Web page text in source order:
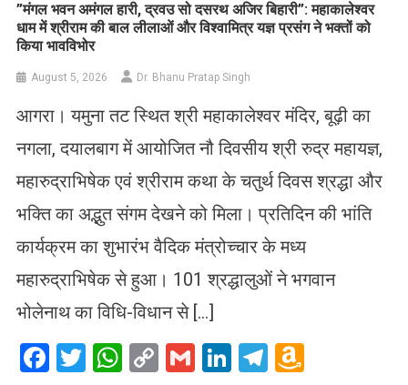
​”मंगल भवन अमंगल हारी, द्रवउ सो दसरथ अजिर बिहारी”: महाकालेश्वर
धाम में श्रीराम की बाल लीलाओं और विश्वामित्र यज्ञ प्रसंग ने भक्तों को
किया भावविभोर
August 5, 2026 Dr. Bhanu Pratap Singh
आगरा। यमुना तट स्थित श्री महाकालेश्वर मंदिर, बूढ़ी का
नगला, दयालबाग में आयोजित नौ दिवसीय श्री रुद्र महायज्ञ,
महारुद्राभिषेक एवं श्रीराम कथा के चतुर्थ दिवस श्रद्धा और
भक्ति का अद्भुत संगम देखने को मिला। प्रतिदिन की भांति
कार्यक्रम का शुभारंभ वैदिक मंत्रोच्चार के मध्य
महारुद्राभिषेक से हुआ। 101 श्रद्धालुओं ने भगवान
भोलेनाथ का विधि-विधान से […]
Facebook
Twitter
WhatsApp
CopyGmailLinkedIn
Telegram